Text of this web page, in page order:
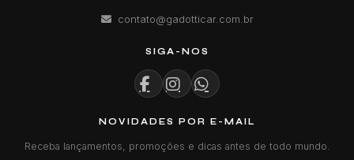
contato@gadotticar.com.br
SIGA-NOS
NOVIDADES POR E-MAIL
Receba lançamentos, promoções e dicas antes de todo mundo.